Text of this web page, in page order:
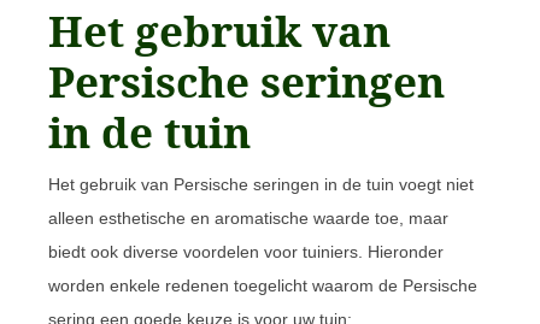
Het gebruik van
Persische seringen
in de tuin
Het gebruik van Persische seringen in de tuin voegt niet
alleen esthetische en aromatische waarde toe, maar
biedt ook diverse voordelen voor tuiniers. Hieronder
worden enkele redenen toegelicht waarom de Persische
sering een goede keuze is voor uw tuin: